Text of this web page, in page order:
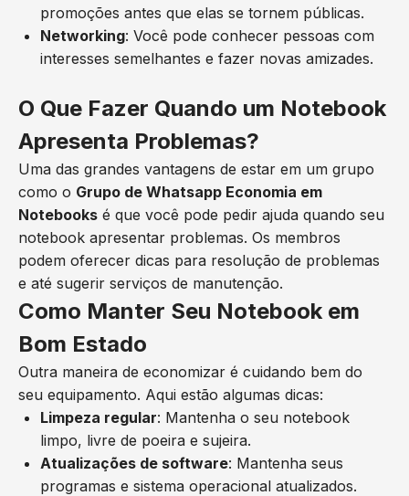
promoções antes que elas se tornem públicas.
Networking: Você pode conhecer pessoas com
interesses semelhantes e fazer novas amizades.
O Que Fazer Quando um Notebook
Apresenta Problemas?
Uma das grandes vantagens de estar em um grupo
como o Grupo de Whatsapp Economia em
Notebooks é que você pode pedir ajuda quando seu
notebook apresentar problemas. Os membros
podem oferecer dicas para resolução de problemas
e até sugerir serviços de manutenção.
Como Manter Seu Notebook em
Bom Estado
Outra maneira de economizar é cuidando bem do
seu equipamento. Aqui estão algumas dicas:
Limpeza regular: Mantenha o seu notebook
limpo, livre de poeira e sujeira.
Atualizações de software: Mantenha seus
programas e sistema operacional atualizados.